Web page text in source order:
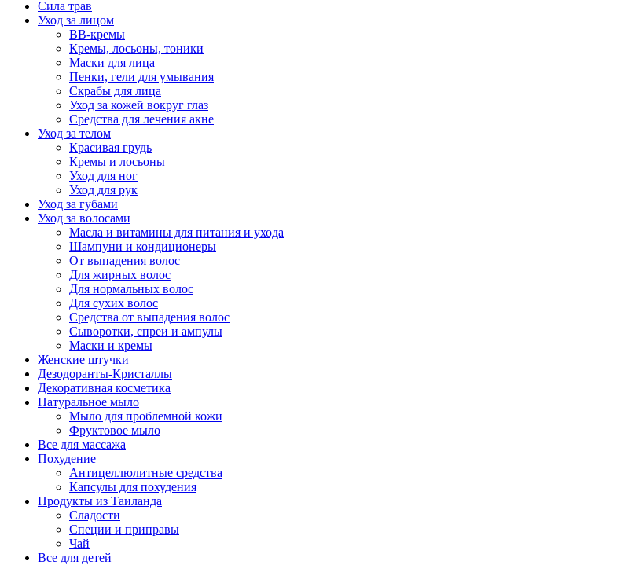
Сила трав
Уход за лицом
BB-кремы
Кремы, лосьоны, тоники
Маски для лица
Пенки, гели для умывания
Скрабы для лица
Уход за кожей вокруг глаз
Средства для лечения акне
Уход за телом
Красивая грудь
Кремы и лосьоны
Уход для ног
Уход для рук
Уход за губами
Уход за волосами
Масла и витамины для питания и ухода
Шампуни и кондиционеры
От выпадения волос
Для жирных волос
Для нормальных волос
Для сухих волос
Средства от выпадения волос
Сыворотки, спреи и ампулы
Маски и кремы
Женские штучки
Дезодоранты-Кристаллы
Декоративная косметика
Натуральное мыло
Мыло для проблемной кожи
Фруктовое мыло
Все для массажа
Похудение
Антицеллюлитные средства
Капсулы для похудения
Продукты из Таиланда
Сладости
Специи и приправы
Чай
Все для детей